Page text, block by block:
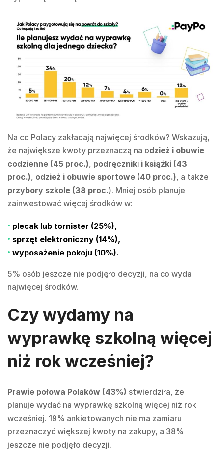
Na co Polacy zakładają najwięcej środków? Wskazują,
że największe kwoty przeznaczą na odzież i obuwie
codzienne (45 proc.), podręczniki i książki (43
proc.), odzież i obuwie sportowe (40 proc.), a także
przybory szkole (38 proc.). Mniej osób planuje
zainwestować więcej środków w:
plecak lub tornister (25%),
sprzęt elektroniczny (14%),
wyposażenie pokoju (10%).
5% osób jeszcze nie podjęło decyzji, na co wyda
najwięcej środków.
Czy wydamy na
wyprawkę szkolną więcej
niż rok wcześniej?
Prawie połowa Polaków (43%) stwierdziła, że
planuje wydać na wyprawkę szkolną więcej niż rok
wcześniej. 19% ankietowanych nie ma zamiaru
przeznaczyć większej kwoty na zakupy, a 38%
jeszcze nie podjęło decyzji.